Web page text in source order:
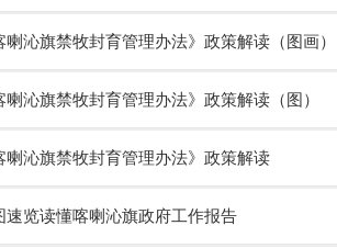
喇沁旗禁牧封育管理办法》政策解读（图画）
喇沁旗禁牧封育管理办法》政策解读（图）
喇沁旗禁牧封育管理办法》政策解读
速览读懂喀喇沁旗政府工作报告